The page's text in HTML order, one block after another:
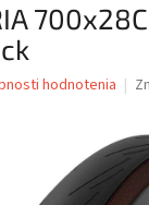
hodnotenia